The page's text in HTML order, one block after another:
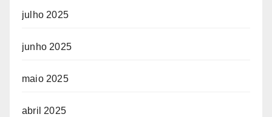
julho 2025
junho 2025
maio 2025
abril 2025